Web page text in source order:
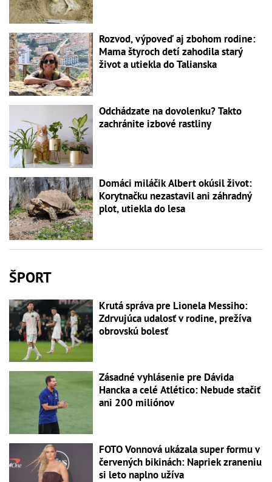
Rozvod, výpoveď aj zbohom rodine:
Mama štyroch detí zahodila starý
život a utiekla do Talianska
Odchádzate na dovolenku? Takto
zachránite izbové rastliny
Domáci miláčik Albert okúsil život:
Korytnačku nezastavil ani záhradný
plot, utiekla do lesa
ŠPORT
Krutá správa pre Lionela Messiho:
Zdrvujúca udalosť v rodine, prežíva
obrovskú bolesť
Zásadné vyhlásenie pre Dávida
Hancka a celé Atlético: Nebude stačiť
ani 200 miliónov
FOTO Vonnová ukázala super formu v
červených bikinách: Napriek zraneniu
si leto naplno užíva